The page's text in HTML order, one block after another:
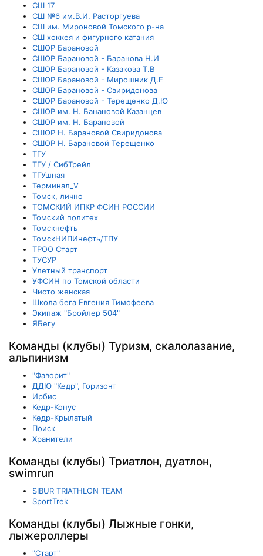
СШ 17
СШ №6 им.В.И. Расторгуева
СШ им. Мироновой Томского р-на
СШ хоккея и фигурного катания
СШОР Барановой
СШОР Барановой - Баранова Н.И
СШОР Барановой - Казакова Т.В
СШОР Барановой - Мирошник Д.Е
СШОР Барановой - Свиридонова
СШОР Барановой - Терещенко Д.Ю
СШОР им. Н. Банановой Казанцев
СШОР им. Н. Барановой
СШОР Н. Барановой Свиридонова
СШОР Н. Барановой Терещенко
ТГУ
ТГУ / СибТрейл
ТГУшная
Терминал_V
Томск, лично
ТОМСКИЙ ИПКР ФСИН РОССИИ
Томский политех
Томскнефть
ТомскНИПИнефть/ТПУ
ТРОО Старт
ТУСУР
Улетный транспорт
УФСИН по Томской области
Чисто женская
Школа бега Евгения Тимофеева
Экипаж "Бройлер 504"
ЯБегу
Команды (клубы) Туризм, скалолазание,
альпинизм
"Фаворит"
ДДЮ "Кедр", Горизонт
Ирбис
Кедр-Конус
Кедр-Крылатый
Поиск
Хранители
Команды (клубы) Триатлон, дуатлон,
swimrun
SIBUR TRIATHLON TEAM
SportTrek
Команды (клубы) Лыжные гонки,
лыжероллеры
"Старт"